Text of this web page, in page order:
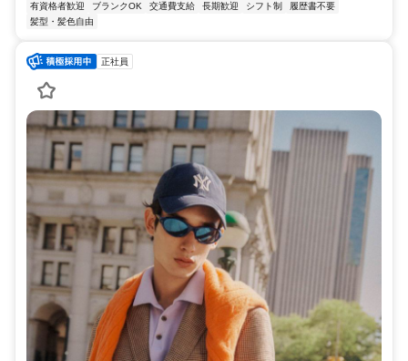
有資格者歓迎
ブランクOK 交通費支給 長期歓迎 シフト制
履歴書不要
髪型・髪色自由
正社員